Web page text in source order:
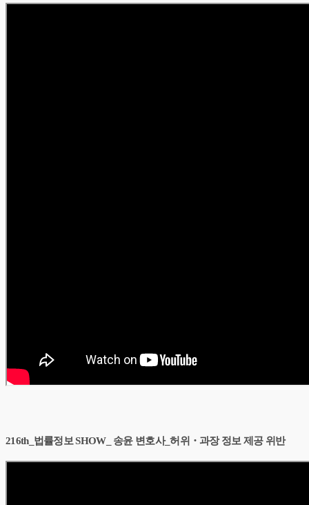
216th_법률정보 SHOW_ 송윤 변호사_허위・과장 정보 제공 위반